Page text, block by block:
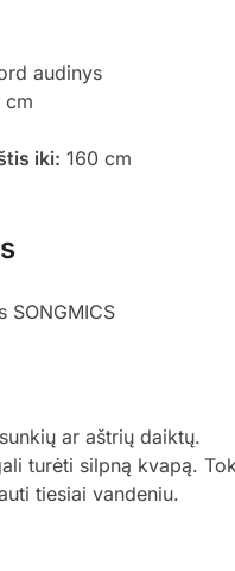
audinys
iki: 160 cm
SONGMICS
ar aštrių daiktų.
turėti silpną kvapą.
tiesiai vandeniu.